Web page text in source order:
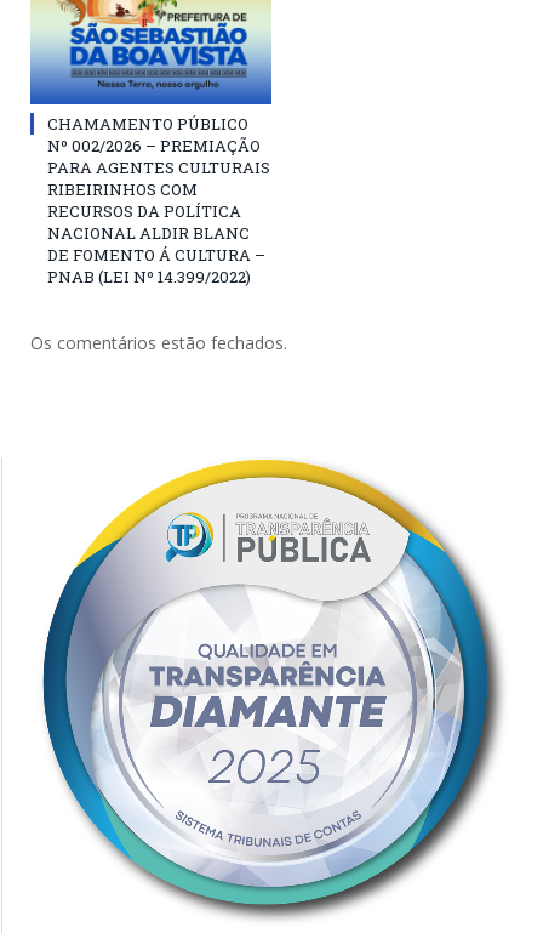
CHAMAMENTO PÚBLICO
Nº 002/2026 – PREMIAÇÃO
PARA AGENTES CULTURAIS
RIBEIRINHOS COM
RECURSOS DA POLÍTICA
NACIONAL ALDIR BLANC
DE FOMENTO Á CULTURA –
PNAB (LEI Nº 14.399/2022)
Os comentários estão fechados.